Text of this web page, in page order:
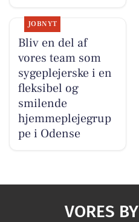
JOBNYT
Bliv en del af
vores team som
sygeplejerske i en
fleksibel og
smilende
hjemmeplejegrup
pe i Odense
VORES BY